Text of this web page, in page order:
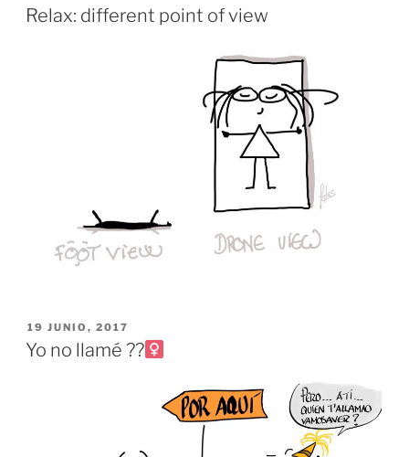
EL
Relax: different point of view
PUBLICADO
EL
19 JUNIO, 2017
Yo no llamé ??‍